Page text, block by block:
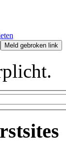
Meld gebroken link